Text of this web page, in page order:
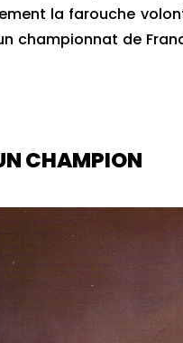
la farouche
championnat de
CHAMPION